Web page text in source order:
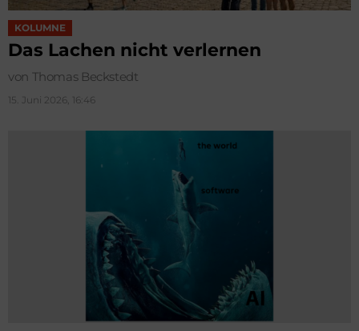
KOLUMNE
Das Lachen nicht verlernen
von Thomas Beckstedt
15. Juni 2026, 16:46